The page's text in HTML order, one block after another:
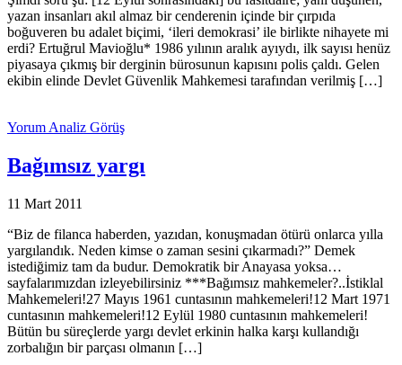
yazan insanları akıl almaz bir cenderenin içinde bir çırpıda
boğuveren bu adalet biçimi, ‘ileri demokrasi’ ile birlikte nihayete mi
erdi? Ertuğrul Mavioğlu* 1986 yılının aralık ayıydı, ilk sayısı henüz
piyasaya çıkmış bir derginin bürosunun kapısını polis çaldı. Gelen
ekibin elinde Devlet Güvenlik Mahkemesi tarafından verilmiş […]
Yorum Analiz Görüş
Bağımsız yargı
11 Mart 2011
“Biz de filanca haberden, yazıdan, konuşmadan ötürü onlarca yılla
yargılandık. Neden kimse o zaman sesini çıkarmadı?” Demek
istediğimiz tam da budur. Demokratik bir Anayasa yoksa…
sayfalarımızdan izleyebilirsiniz ***Bağımsız mahkemeler?..İstiklal
Mahkemeleri!27 Mayıs 1961 cuntasının mahkemeleri!12 Mart 1971
cuntasının mahkemeleri!12 Eylül 1980 cuntasının mahkemeleri!
Bütün bu süreçlerde yargı devlet erkinin halka karşı kullandığı
zorbalığın bir parçası olmanın […]